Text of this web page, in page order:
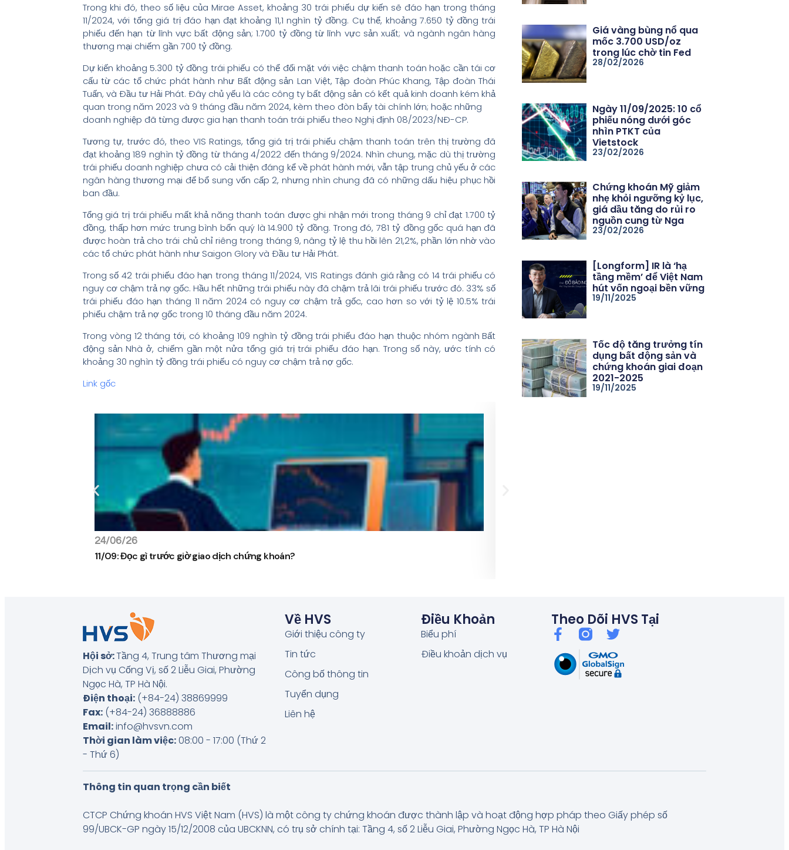
Trong khi đó, theo số liệu của Mirae Asset, khoảng 30 trái phiếu dự kiến sẽ đáo hạn trong tháng
11/2024, với tổng giá trị đáo hạn đạt khoảng 11,1 nghìn tỷ đồng. Cụ thể, khoảng 7.650 tỷ đồng trái
phiếu đến hạn từ lĩnh vực bất động sản; 1.700 tỷ đồng từ lĩnh vực sản xuất; và ngành ngân hàng
thương mại chiếm gần 700 tỷ đồng.
Dự kiến khoảng 5.300 tỷ đồng trái phiếu có thể đối mặt với việc chậm thanh toán hoặc cần tái cơ
cấu từ các tổ chức phát hành như Bất động sản Lan Việt, Tập đoàn Phúc Khang, Tập đoàn Thái
Tuấn, và Đầu tư Hải Phát. Đây chủ yếu là các công ty bất động sản có kết quả kinh doanh kém khả
quan trong năm 2023 và 9 tháng đầu năm 2024, kèm theo đòn bẩy tài chính lớn; hoặc những
doanh nghiệp đã từng được gia hạn thanh toán trái phiếu theo Nghị định 08/2023/NĐ-CP.
Tương tự, trước đó, theo VIS Ratings, tổng giá trị trái phiếu chậm thanh toán trên thị trường đã
đạt khoảng 189 nghìn tỷ đồng từ tháng 4/2022 đến tháng 9/2024. Nhìn chung, mặc dù thị trường
trái phiếu doanh nghiệp chưa có cải thiện đáng kể về phát hành mới, vẫn tập trung chủ yếu ở các
ngân hàng thương mại để bổ sung vốn cấp 2, nhưng nhìn chung đã có những dấu hiệu phục hồi
ban đầu.
Tổng giá trị trái phiếu mất khả năng thanh toán được ghi nhận mới trong tháng 9 chỉ đạt 1.700 tỷ
đồng, thấp hơn mức trung bình bốn quý là 14.900 tỷ đồng. Trong đó, 781 tỷ đồng gốc quá hạn đã
được hoàn trả cho trái chủ chỉ riêng trong tháng 9, nâng tỷ lệ thu hồi lên 21,2%, phần lớn nhờ vào
các tổ chức phát hành như Saigon Glory và Đầu tư Hải Phát.
Trong số 42 trái phiếu đáo hạn trong tháng 11/2024, VIS Ratings đánh giá rằng có 14 trái phiếu có
nguy cơ chậm trả nợ gốc. Hầu hết những trái phiếu này đã chậm trả lãi trái phiếu trước đó. 33% số
trái phiếu đáo hạn tháng 11 năm 2024 có nguy cơ chậm trả gốc, cao hơn so với tỷ lệ 10.5% trái
phiếu chậm trả nợ gốc trong 10 tháng đầu năm 2024.
Trong vòng 12 tháng tới, có khoảng 109 nghìn tỷ đồng trái phiếu đáo hạn thuộc nhóm ngành Bất
động sản Nhà ở, chiếm gần một nửa tổng giá trị trái phiếu đáo hạn. Trong số này, ước tính có
khoảng 30 nghìn tỷ đồng trái phiếu có nguy cơ chậm trả nợ gốc.
Link gốc
24/06/26
11/09: Đọc gì trước giờ giao dịch chứng khoán?
Giá vàng bùng nổ qua
mốc 3.700 USD/oz
trong lúc chờ tin Fed
28/02/2026
Ngày 11/09/2025: 10 cổ
phiếu nóng dưới góc
nhìn PTKT của
Vietstock
23/02/2026
Chứng khoán Mỹ giảm
nhẹ khỏi ngưỡng kỷ lục,
giá dầu tăng do rủi ro
nguồn cung từ Nga
23/02/2026
[Longform] IR là ‘hạ
tầng mềm’ để Việt Nam
hút vốn ngoại bền vững
19/11/2025
Tốc độ tăng trưởng tín
dụng bất động sản và
chứng khoán giai đoạn
2021-2025
19/11/2025
Hội sở:Tầng 4, Trung tâm Thương mại
Dịch vụ Cống Vị, số 2 Liễu Giai, Phường
Ngọc Hà, TP Hà Nội.
Điện thoại:(+84-24) 38869999
Fax:(+84-24) 36888886
Email:info@hvsvn.com
Thời gian làm việc:08:00 - 17:00 (Thứ 2
- Thứ 6)
Về HVS
Giới thiệu công ty
Tin tức
Công bố thông tin
Tuyển dụng
Liên hệ
Điều Khoản
Biểu phí
Điều khoản dịch vụ
Theo Dõi HVS Tại
Thông tin quan trọng cần biết
CTCP Chứng khoán HVS Việt Nam (HVS) là một công ty chứng khoán được thành lập và hoạt động hợp pháp theo Giấy phép số
99/UBCK-GP ngày 15/12/2008 của UBCKNN, có trụ sở chính tại: Tầng 4, số 2 Liễu Giai, Phường Ngọc Hà, TP Hà Nội